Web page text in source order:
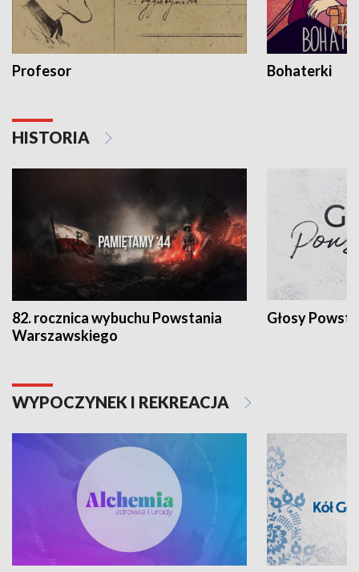
Profesor Bohaterki
HISTORIA
82. rocznica wybuchu Powstania
Warszawskiego
Głosy
WYPOCZYNEK I REKREACJA